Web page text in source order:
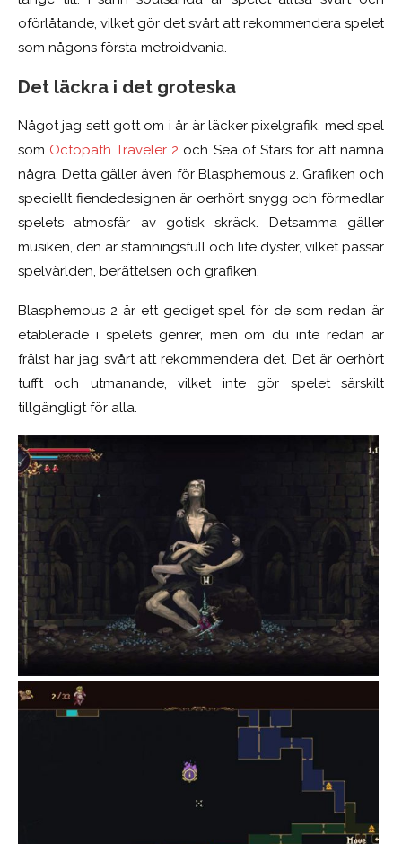
oförlåtande, vilket gör det svårt att rekommendera spelet
som någons första metroidvania.
Det läckra i det groteska
Något jag sett gott om i år är läcker pixelgrafik, med spel
som Octopath Traveler 2 och Sea of Stars för att nämna
några. Detta gäller även för Blasphemous 2. Grafiken och
speciellt fiendedesignen är oerhört snygg och förmedlar
spelets atmosfär av gotisk skräck. Detsamma gäller
musiken, den är stämningsfull och lite dyster, vilket passar
spelvärlden, berättelsen och grafiken.
Blasphemous 2 är ett gediget spel för de som redan är
etablerade i spelets genrer, men om du inte redan är
frälst har jag svårt att rekommendera det. Det är oerhört
tufft och utmanande, vilket inte gör spelet särskilt
tillgängligt för alla.